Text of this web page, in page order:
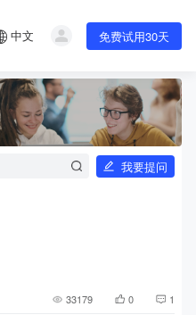
中文 免费试用30天
我要提问
33179 0 1